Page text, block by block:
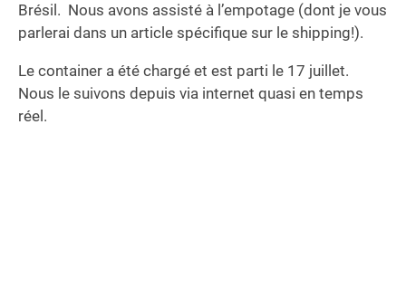
Brésil. Nous avons assisté à l’empotage (dont je vous
parlerai dans un article spécifique sur le shipping!).
Le container a été chargé et est parti le 17 juillet.
Nous le suivons depuis via internet quasi en temps
réel.